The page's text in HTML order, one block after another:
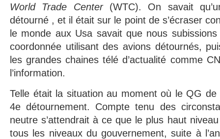
World Trade Center (WTC). On savait
détourné , et il était sur le point de s’écraser
le monde aux Usa savait que nous
coordonnée utilisant des avions détournés,
les grandes chaines télé d’actualité comme
l’information.
Telle était la situation au moment où le QG
4e détournement. Compte tenu des
neutre s’attendrait à ce que le plus haut
tous les niveaux du gouvernement, suite à